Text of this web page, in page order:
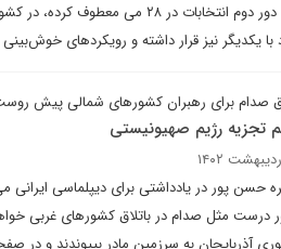
را به دور دوم انتخابات در
با یکدیگر نیز قرار داشته و رویکردهای
صدام برای رهبران کشورهای شمالی پیش
تجزیه رژیم صهیونیستی
حسن پور در یادداشتی برای دیپلماسی
درست مثل صدام در باتلاق کشورهای غربی
آذربایجان به سرزمین مادر بپیوندند و در